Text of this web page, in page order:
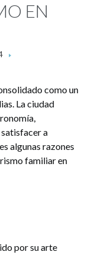
EN
como un
La ciudad
a
algunas razones
familiar en
por su arte